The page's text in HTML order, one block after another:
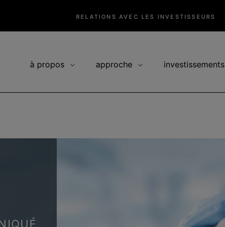
RELATIONS AVEC LES INVESTISSEURS
à propos approche investissements